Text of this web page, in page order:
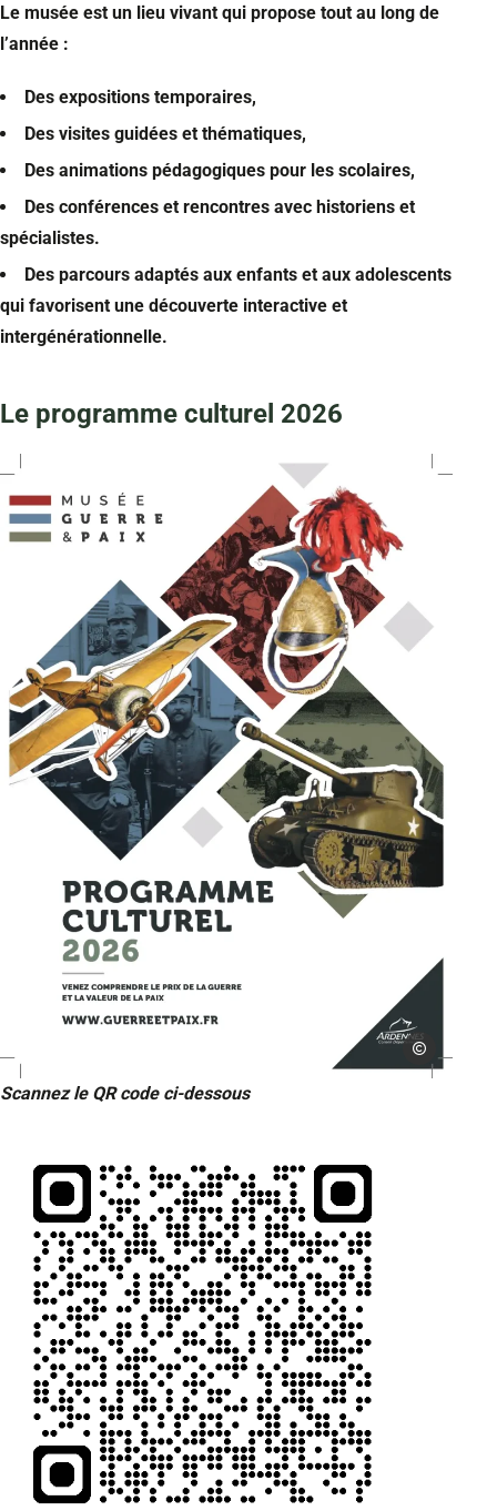
Le musée est un lieu vivant qui propose tout au long de
l’année :
Des expositions temporaires,
Des visites guidées et thématiques,
Des animations pédagogiques pour les scolaires,
Des conférences et rencontres avec historiens et
spécialistes.
Des parcours adaptés aux enfants et aux adolescents
qui favorisent une découverte interactive et
intergénérationnelle.
Le programme culturel 2026
programme culturel 2026 Musée Guerre et Paix à Novion Porcien
musée Guerre
Scannez le QR code ci-dessous